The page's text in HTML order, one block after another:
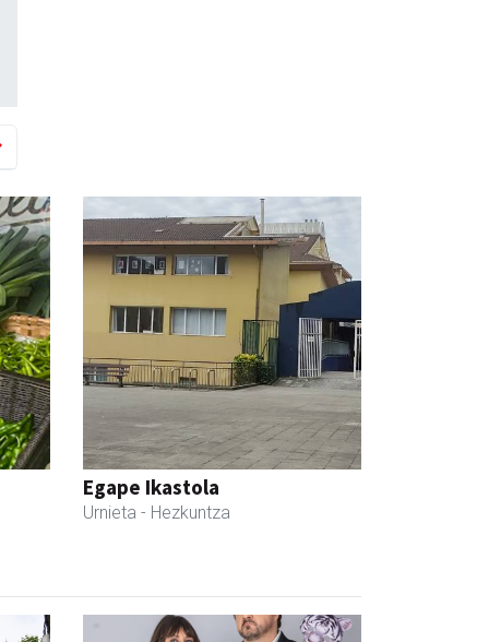
Egape Ikastola
Urnieta - Hezkuntza